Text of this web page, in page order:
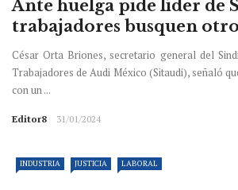
Ante huelga pide líder de
trabajadores busquen
César Orta Briones, secretario general del
Trabajadores de Audi México (Sitaudi), señaló
con un ...
Editor8 31/01/2024
INDUSTRIA JUSTICIA LABORAL